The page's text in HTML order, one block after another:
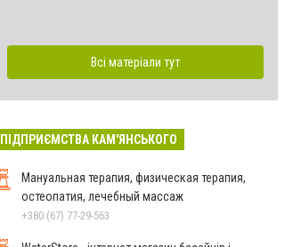
Всі матеріали тут
ПІДПРИЄМСТВА КАМ'ЯНСЬКОГО
Мануальная терапия, физическая терапия,
остеопатия, лечебный массаж
+380 (67) 77-29-563